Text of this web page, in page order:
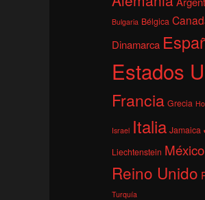
Bulgaria Bélgica
Dinamarca
Estados
Francia Grecia
Israel Italia Jamaica
Liechtenstein México
Reino Unido
Turquía